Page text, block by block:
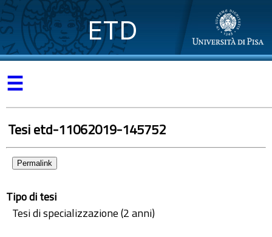
ETD
☰
Tesi etd-11062019-145752
Permalink
Tipo di tesi
Tesi di specializzazione (2 anni)